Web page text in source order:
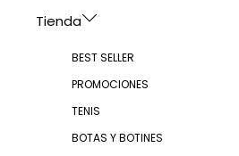
Tienda
BEST SELLER
PROMOCIONES
TENIS
BOTAS Y BOTINES